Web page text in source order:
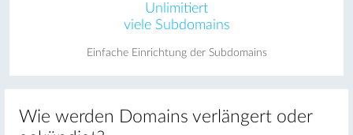
Unlimitiert
viele Subdomains
Einfache Einrichtung der Subdomains
Wie werden Domains verlängert oder